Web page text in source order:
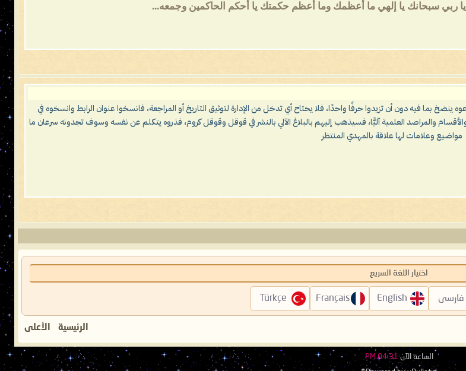
يا ربي سبحانك يا إلهي ما أعظمك وما أعظم حكمتك يا أحكم الحاكمين وجمعه...
ينضخ بما فيه دون أن تزيدوا حرفًا واحدًا، فلا يحتاح أي تدخل من الإدارة لتوثيق التاريخ أو المراجعة، فانسخوا عنوان الرابط وانسخوه في
والمراصد العلمية آليًّا، فسيذهب إليهم بالبلاغ الآلي بالنشر في قوقل وقوقل كروم، فذروه يتكلم عن نفسه وسوف تجدونه سرعان ما
مواضيع وعلامات لها علاقة بالمهدي المنتظر
اختيار اللغة السريع
فارسی English
Français
Türkçe
الرئيسية الأعلى
الساعة الآن 04:31 PM